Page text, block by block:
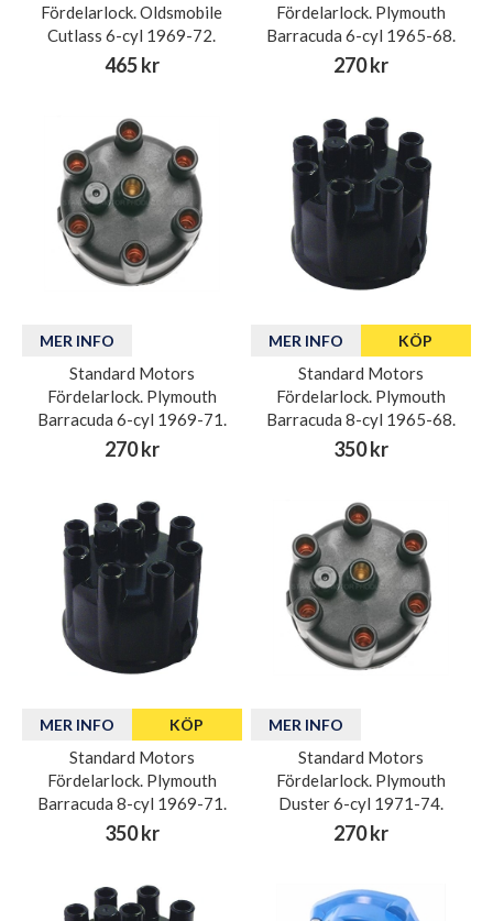
Fördelarlock. Oldsmobile
Cutlass 6-cyl 1969-72.
465 kr
Fördelarlock. Plymouth
Barracuda 6-cyl 1965-68.
270 kr
MER INFO
Standard Motors
Fördelarlock. Plymouth
Barracuda 6-cyl 1969-71.
270 kr
MER INFO KÖP
Standard Motors
Fördelarlock. Plymouth
Barracuda 8-cyl 1965-68.
350 kr
MER INFO KÖP
Standard Motors
Fördelarlock. Plymouth
Barracuda 8-cyl 1969-71.
350 kr
MER INFO
Standard Motors
Fördelarlock. Plymouth
Duster 6-cyl 1971-74.
270 kr